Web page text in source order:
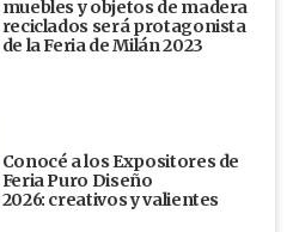
muebles y objetos de madera
reciclados será protagonista
de la Feria de Milán 2023
Conocé a los Expositores de
Feria Puro Diseño
2026: creativos y valientes